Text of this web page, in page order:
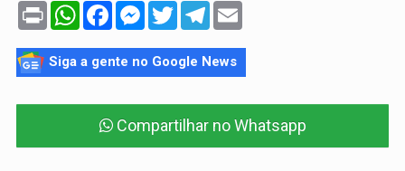
Print WhatsAppFacebookMessenger
TwitterTelegram
Siga a gente no Google News
Compartilhar no Whatsapp